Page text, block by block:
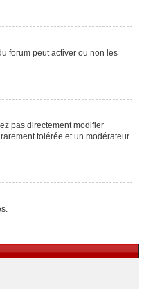
forum peut activer ou non les
pas directement modifier
tolérée et un modérateur